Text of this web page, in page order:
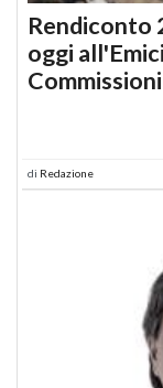
Rendiconto
oggi
Commissioni
di Redazione